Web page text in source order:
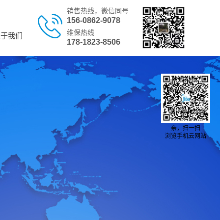
我们
销售热线，微信同号
156-0862-9078
维保热线
178-1823-8506
亲，扫一扫
浏览手机云网站